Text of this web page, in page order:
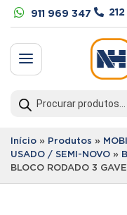
 911 969 347 
a
search
Início » Produtos »
USADO / SEMI-NOVO »
BLOCO RODADO 3